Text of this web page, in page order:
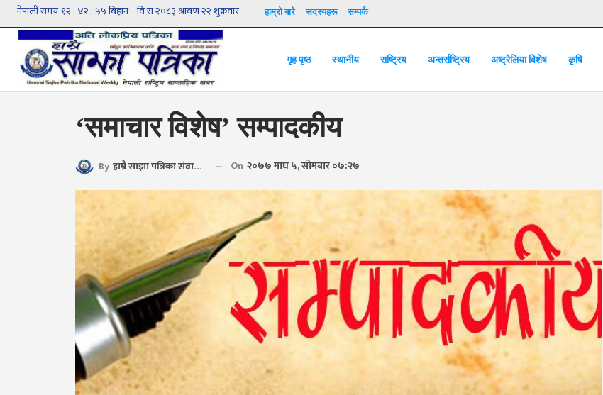
हाम्रो बारे सदस्यहरू सम्पर्क
गृह पृष्ठ स्थानीय राष्ट्रिय अन्तर्राष्ट्रिय अष्ट्रेलिया विशेष कृषि
‘समाचार विशेष’ सम्पादकीय
By हाम्रै साझा पत्रिका संवाददाता On २०७७ माघ ५, सोमबार ०७:२७